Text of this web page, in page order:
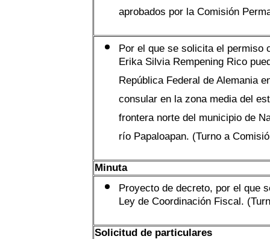
aprobados por la Comisión
Por el que se solicita el permiso
Erika Silvia Rempening Rico
República Federal de Alemania
consular en la zona media del
frontera norte del municipio de
río Papaloapan. (Turno a
Minuta
Proyecto de decreto, por el que
Ley de Coordinación Fiscal.
Solicitud de particulares